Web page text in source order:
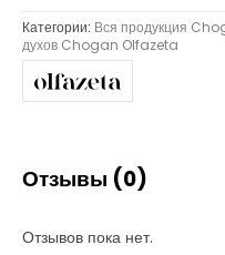
Категории: Вся продукция
духов Chogan Olfazeta
Отзывы (0)
Отзывов пока нет.